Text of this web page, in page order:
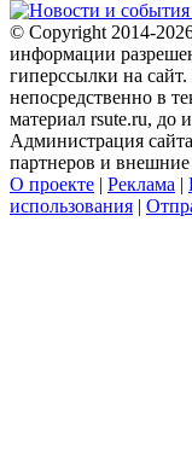
© Copyright 2014-
информации
гиперссылки на
непосредственно в
материал rsute.ru, до
Администрация
партнеров и
О проекте | Реклама |
использования |